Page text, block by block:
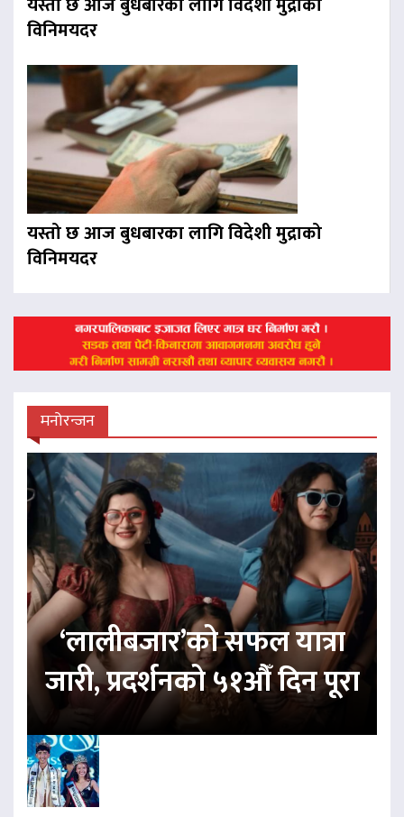
विनिमयदर
यस्तो छ आज बुधबारका लागि विदेशी मुद्राको
विनिमयदर
मनोरन्जन
‘लालीबजार’को सफल यात्रा
जारी, प्रदर्शनको ५१औँ दिन पूरा